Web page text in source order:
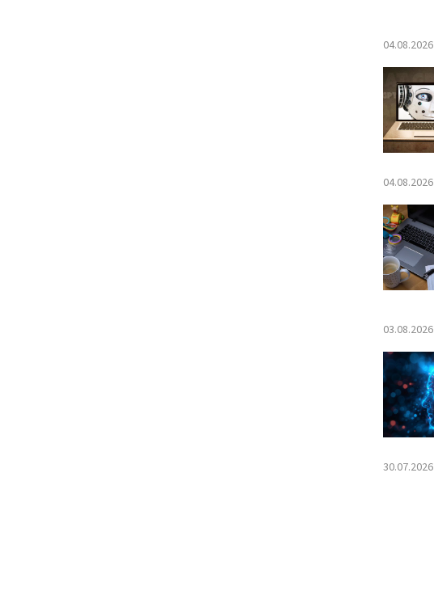
04.08.2026
04.08.2026
03.08.2026
30.07.2026